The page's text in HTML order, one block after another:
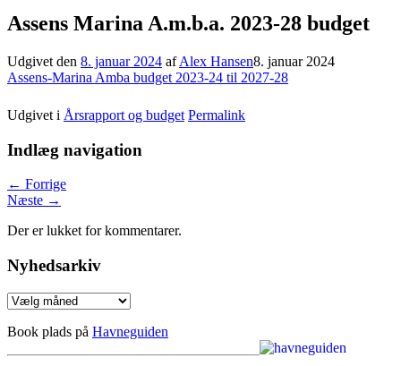
Assens Marina A.m.b.a. 2023-28 budget
Udgivet den 8. januar 2024 afAlex Hansen8. januar 2024
Assens-Marina Amba budget 2023-24 til 2027-28
Udgivet i Årsrapport og budget Permalink
Indlæg navigation
← Forrige
Næste →
Der er lukket for kommentarer.
Nyhedsarkiv
Nyhedsarkiv
Book plads på Havneguiden